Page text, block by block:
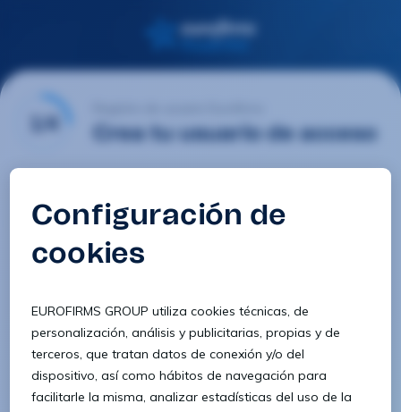
1/4 Crea tu usuario de acceso
Contraseña
Confirmar contraseña
8 caracteres 1 letra minúscula